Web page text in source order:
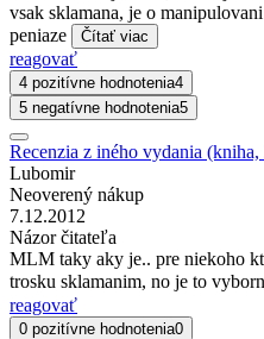
vsak sklamana, je o
peniaze
Čítať viac
reagovať
4 pozitívne hodnotenia4
5 negatívne hodnotenia5
Recenzia z iného vydania (kniha,
Lubomir
Neoverený nákup
7.12.2012
Názor čitateľa
MLM taky aky je.. pre niekoho
trosku sklamanim, no je to
reagovať
0 pozitívne hodnotenia0